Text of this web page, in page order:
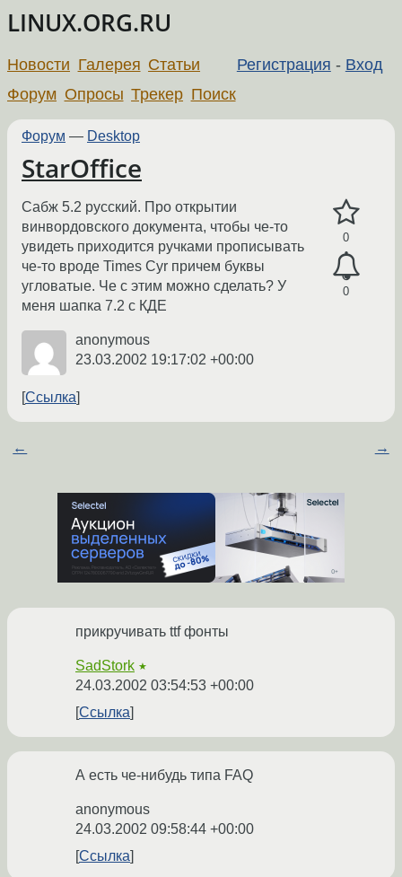
LINUX.ORG.RU
Регистрация - Вход
Новости Галерея Статьи
Форум Опросы Трекер Поиск
Форум — Desktop
StarOffice
0
0
Сабж 5.2 русский. Про открытии
винвордовского документа, чтобы че-то
увидеть приходится ручками прописывать
че-то вроде Times Cyr причем буквы
угловатые. Че с этим можно сделать? У
меня шапка 7.2 с КДЕ
anonymous
23.03.2002 19:17:02 +00:00
Ссылка
← →
прикручивать ttf фонты
SadStork ★
24.03.2002 03:54:53 +00:00
Ссылка
А есть че-нибудь типа FAQ
anonymous
24.03.2002 09:58:44 +00:00
Ссылка